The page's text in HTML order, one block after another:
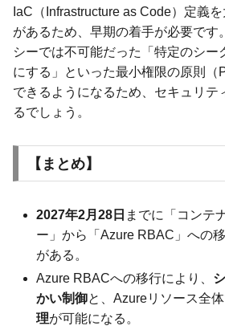
IaC（Infrastructure as Code）定義
があるため、早期の着手が必要です
シーでは不可能だった「特定のシー
にする」といった最小権限の原則（
できるようになるため、セキュリテ
るでしょう。
【まとめ】
2027年2月28日 までに「コンテ
ー」から「Azure RBAC」への
がある。
Azure RBACへの移行により、
かい制御と、Azureリソース全
理が可能になる。